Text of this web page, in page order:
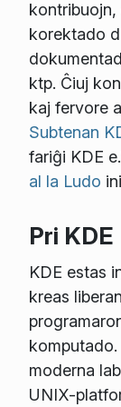
korektado
ktp. Ĉiuj
kaj fervore
Subtenan
fariĝi KDE
al la Ludo
Pri KDE
KDE estas
kreas
moderna
UNIX-